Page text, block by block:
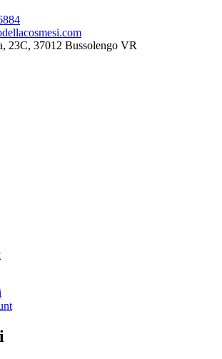
23C, 37012 Bussolengo VR